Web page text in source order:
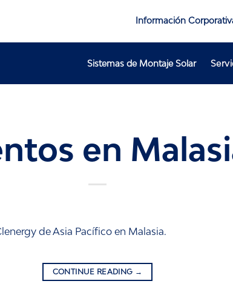
Información
Sistemas de Montaje Solar
en
de Asia Pacífico en Malasia.
CONTINUE READING →